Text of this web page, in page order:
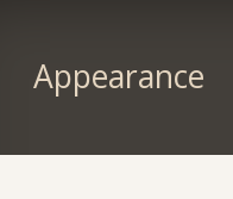
Appearance